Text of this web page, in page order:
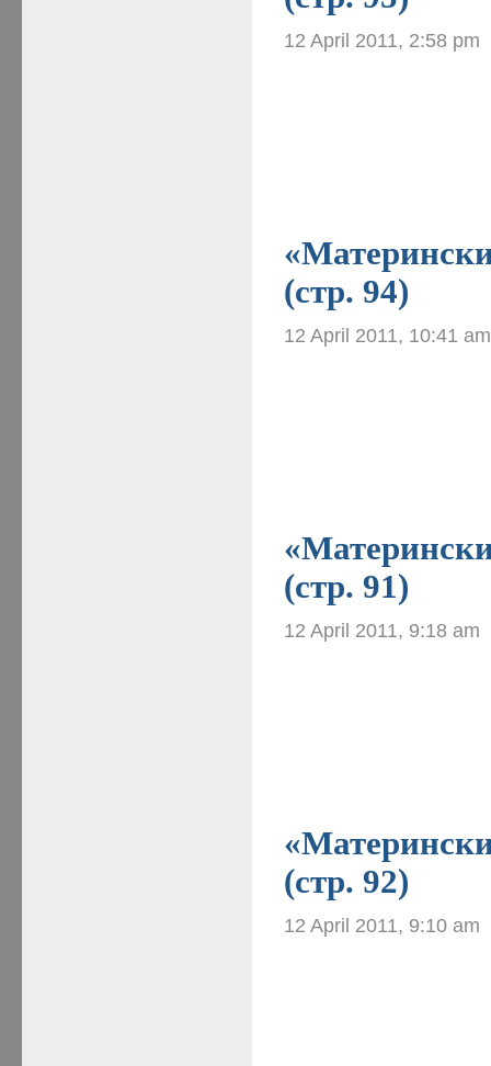
12 April 2011, 2:58 pm
(стр. 94)
12 April 2011, 10:41 am
(стр. 91)
12 April 2011, 9:18 am
(стр. 92)
12 April 2011, 9:10 am